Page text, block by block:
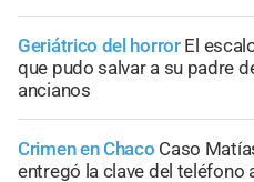
Geriátrico del horror El
que pudo salvar a su padre
ancianos
Crimen en Chaco Caso
entregó la clave del teléfono